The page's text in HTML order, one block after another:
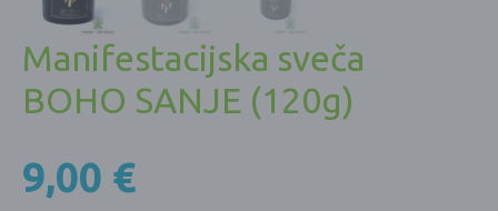
Manifestacijska sveča
BOHO SANJE (120g)
9,00 €